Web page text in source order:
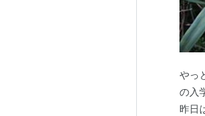
やっ
の入
昨日